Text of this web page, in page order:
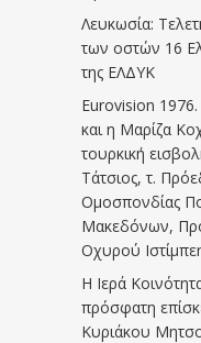
Λευκωσία:
των οστών 16
της ΕΛΔΥΚ
Eurovision
και η Μαρίζα
τουρκική
Τάτσιος, τ.
Ομοσπονδίας
Μακεδόνων,
Οχυρού
Η Ιερά
πρόσφατη
Κυριάκου